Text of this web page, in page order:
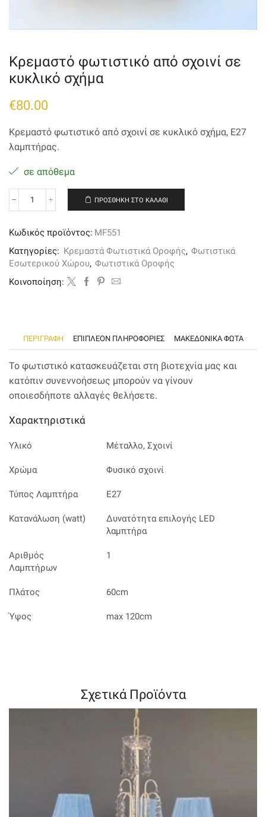
Κρεμαστό φωτιστικό από σχοινί σε
κυκλικό σχήμα
€80.00
Κρεμαστό φωτιστικό από σχοινί σε κυκλικό σχήμα, Ε27
λαμπτήρας.
σε απόθεμα
Κρεμαστό
σχοινί
κυκλικό
σχήμα
ποσότητα
ΠΡΟΣΘΉΚΗ ΣΤΟ ΚΑΛΆΘΙ
Κωδικός προϊόντος: MF551
Κατηγορίες: Κρεμαστά Φωτιστικά Οροφής, Φωτιστικά
Εσωτερικού Χώρου, Φωτιστικά Οροφής
Kοινοποίηση:
ΠΕΡΙΓΡΑΦΉ ΕΠΙΠΛΈΟΝ ΠΛΗΡΟΦΟΡΊΕΣ ΜΑΚΕΔΟΝΙΚΑ ΦΩΤΑ
Το φωτιστικό κατασκευάζεται στη βιοτεχνία μας και
κατόπιν συνεννοήσεως μπορούν να γίνουν
οποιεσδήποτε αλλαγές θελήσετε.
Χαρακτηριστικά
Υλικό Μέταλλο, Σχοινί
Χρώμα Φυσικό σχοινί
Τύπος Λαμπτήρα Ε27
Κατανάλωση (watt)
Δυνατότητα επιλογής LED
λαμπτήρα
Αριθμός
Λαμπτήρων
1
Πλάτος 60cm
Ύψος max 120cm
Σχετικά Προϊόντα